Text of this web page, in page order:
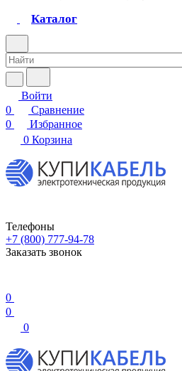
Каталог
Войти
0
Сравнение
0
Избранное
0 Корзина
Телефоны
+7 (800) 777-94-78
Заказать звонок
0
0
0